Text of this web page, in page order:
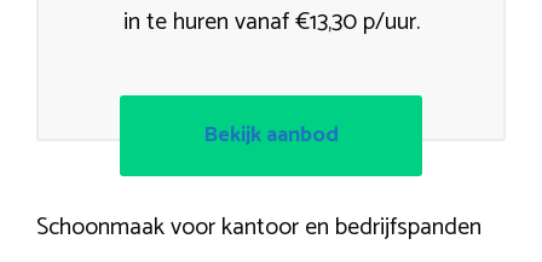
in te huren vanaf €13,30 p/uur.
Bekijk aanbod
Schoonmaak voor kantoor en bedrijfspanden